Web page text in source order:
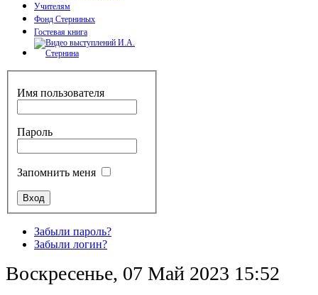
Учителям
Фонд Стерниных
Гостевая книга
Имя пользователя
Пароль
Запомнить меня
Забыли пароль?
Забыли логин?
Воскресенье, 07 Май 2023 15:52